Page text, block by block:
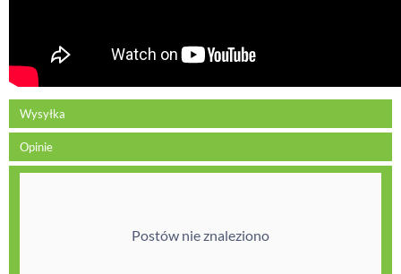
Wysyłka
Opinie
Postów nie znaleziono